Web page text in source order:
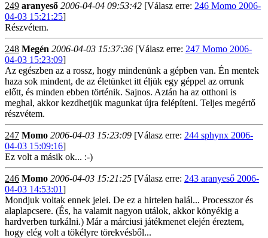
249 aranyeső 2006-04-04 09:53:42 [Válasz erre: 246 Momo 2006-
04-03 15:21:25]
Részvétem.
248 Megén 2006-04-03 15:37:36 [Válasz erre: 247 Momo 2006-
04-03 15:23:09]
Az egészben az a rossz, hogy mindenünk a gépben van. Én mentek
haza sok mindent, de az életünket itt éljük egy géppel az orrunk
előtt, és minden ebben történik. Sajnos. Aztán ha az otthoni is
meghal, akkor kezdhetjük magunkat újra felépíteni. Teljes megértő
részvétem.
247 Momo 2006-04-03 15:23:09 [Válasz erre: 244 sphynx 2006-
04-03 15:09:16]
Ez volt a másik ok... :-)
246 Momo 2006-04-03 15:21:25 [Válasz erre: 243 aranyeső 2006-
04-03 14:53:01]
Mondjuk voltak ennek jelei. De ez a hirtelen halál... Processzor és
alaplapcsere. (És, ha valamit nagyon utálok, akkor könyékig a
hardverben turkálni.) Már a márciusi játékmenet elején éreztem,
hogy elég volt a tökélyre törekvésből...